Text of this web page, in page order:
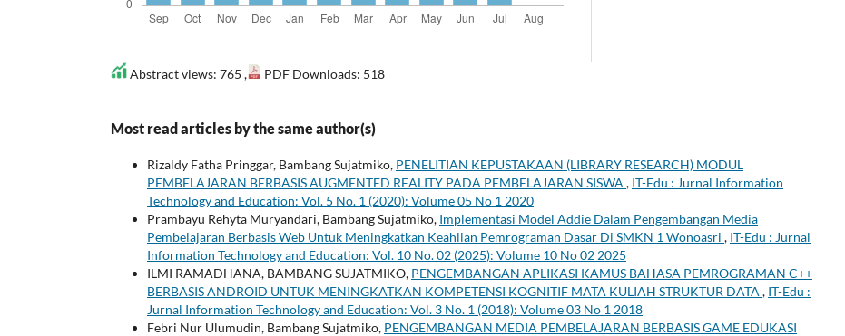
Abstract views: 765 , PDF Downloads: 518
Most read articles by the same author(s)
Rizaldy Fatha Pringgar, Bambang Sujatmiko, PENELITIAN KEPUSTAKAAN (LIBRARY RESEARCH) MODUL
PEMBELAJARAN BERBASIS AUGMENTED REALITY PADA PEMBELAJARAN SISWA , IT-Edu : Jurnal Information
Technology and Education: Vol. 5 No. 1 (2020): Volume 05 No 1 2020
Prambayu Rehyta Muryandari, Bambang Sujatmiko, Implementasi Model Addie Dalam Pengembangan Media
Pembelajaran Berbasis Web Untuk Meningkatkan Keahlian Pemrograman Dasar Di SMKN 1 Wonoasri , IT-Edu : Jurnal
Information Technology and Education: Vol. 10 No. 02 (2025): Volume 10 No 02 2025
ILMI RAMADHANA, BAMBANG SUJATMIKO, PENGEMBANGAN APLIKASI KAMUS BAHASA PEMROGRAMAN C++
BERBASIS ANDROID UNTUK MENINGKATKAN KOMPETENSI KOGNITIF MATA KULIAH STRUKTUR DATA , IT-Edu :
Jurnal Information Technology and Education: Vol. 3 No. 1 (2018): Volume 03 No 1 2018
Febri Nur Ulumudin, Bambang Sujatmiko, PENGEMBANGAN MEDIA PEMBELAJARAN BERBASIS GAME EDUKASI